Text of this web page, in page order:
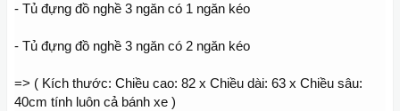
- Tủ đựng đồ nghề 3 ngăn có 1 ngăn kéo
- Tủ đựng đồ nghề 3 ngăn có 2 ngăn kéo
=> ( Kích thước: Chiều cao: 82 x Chiều dài: 63 x Chiều sâu:
40cm tính luôn cả bánh xe )